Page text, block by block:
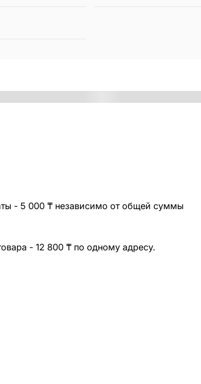
- 5 000 ₸ независимо от общей суммы
- 12 800 ₸ по одному адресу.